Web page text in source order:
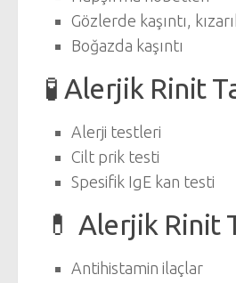
Gözlerde kaşıntı,
Boğazda kaşıntı
🧪 Alerjik Rinit
Alerji testleri
Cilt prik testi
Spesifik IgE kan testi
💊 Alerjik Rinit
Antihistamin ilaçlar